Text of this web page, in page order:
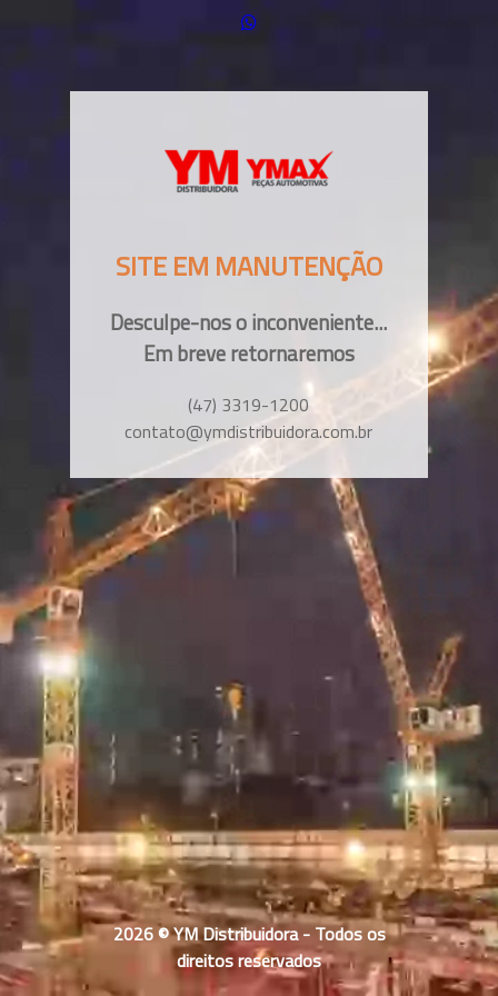
SITE EM MANUTENÇÃO
Desculpe-nos o inconveniente...
Em breve retornaremos
(47) 3319-1200
contato@ymdistribuidora.com.br
2026 © YM Distribuidora - Todos os
direitos reservados